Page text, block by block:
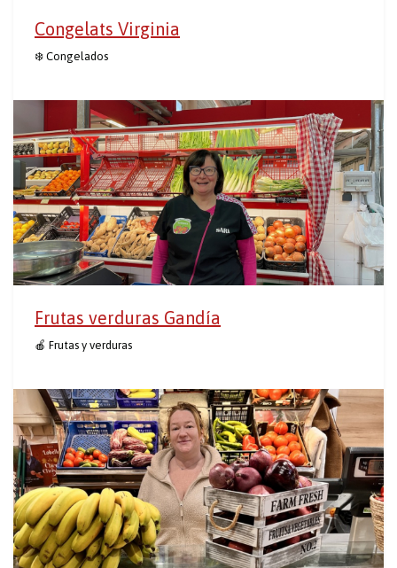
Congelats Virginia
❄️ Congelados
Frutas verduras Gandía
🍎 Frutas y verduras